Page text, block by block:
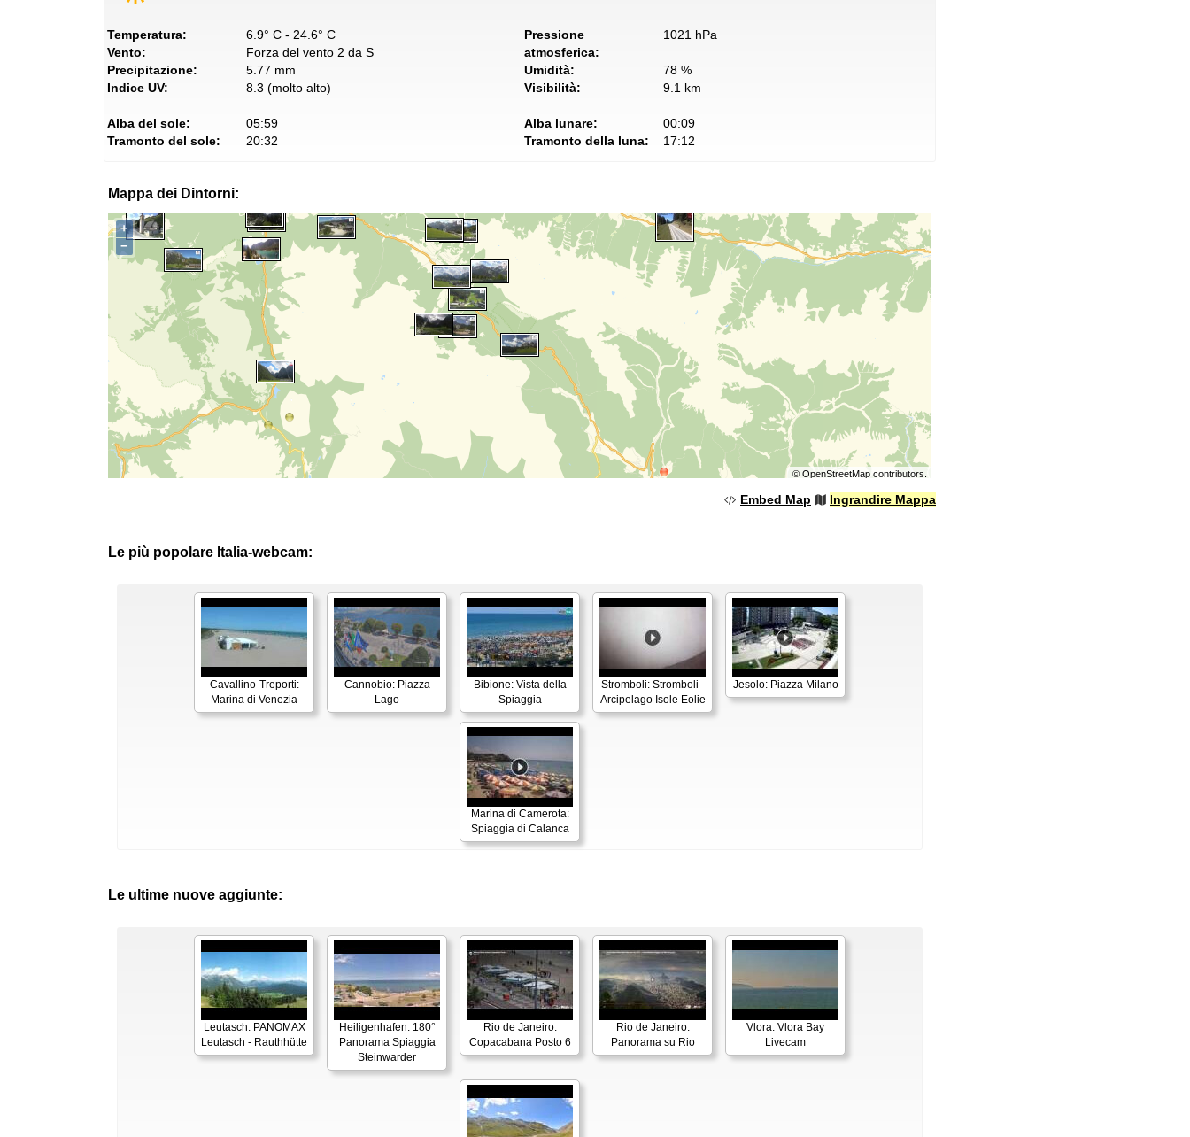
Temperatura:
6.9° C - 24.6° C
Vento:
Forza del vento 2 da S
Precipitazione:
5.77 mm
Indice UV:
8.3 (molto alto)
Pressione
atmosferica:
1021 hPa
Umidità:
78 %
Visibilità:
9.1 km
Alba del sole:
05:59
Tramonto del sole:
20:32
Alba lunare:
00:09
Tramonto della luna:
17:12
Mappa dei Dintorni:
+
−
© OpenStreetMapcontributors.
Embed Map Ingrandire Mappa
Le più popolare Italia-webcam:
Cavallino-Treporti:
Marina di Venezia
Cannobio: Piazza
Lago
Bibione: Vista della
Spiaggia
Stromboli: Stromboli -
Arcipelago Isole Eolie
Jesolo: Piazza Milano
Marina di Camerota:
Spiaggia di Calanca
Le ultime nuove aggiunte:
Leutasch: PANOMAX
Leutasch - Rauthhütte
Heiligenhafen: 180°
Panorama Spiaggia
Steinwarder
Rio de Janeiro:
Copacabana Posto 6
Rio de Janeiro:
Panorama su Rio
Vlora: Vlora Bay
Livecam